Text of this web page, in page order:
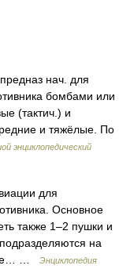
нач. для
бомбами или
(тактич.) и
и тяжёлые. По
энциклопедический
для
Основное
также 1–2 пушки и
на
…
Энциклопедия